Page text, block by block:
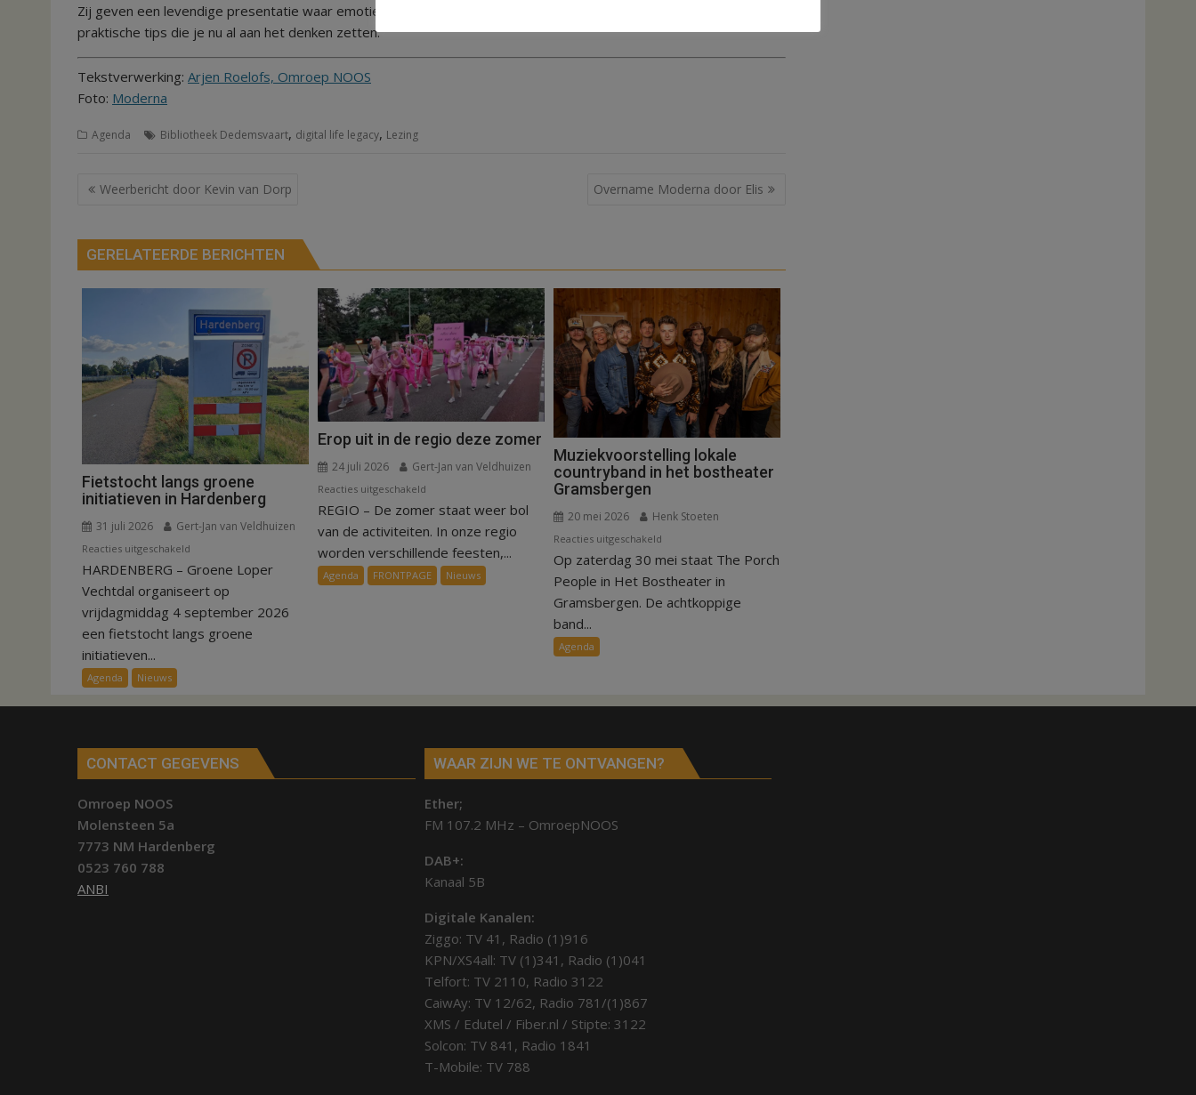
Zij geven een levendige presentatie waar emotie en humor elkaar afwisselen met recente voorbeelden en
praktische tips die je nu al aan het denken zetten.
Tekstverwerking: Arjen Roelofs, Omroep NOOS
Foto: Moderna
Agenda Bibliotheek Dedemsvaart, digital life legacy, Lezing
Bericht
Weerbericht door Kevin van Dorp Overname Moderna door Elis
GERELATEERDE BERICHTEN
Fietstocht langs groene
initiatieven in Hardenberg
31 juli 2026 Gert-Jan van Veldhuizen
Reacties uitgeschakeld
Fietstocht
langs
groene
in
HARDENBERG – Groene Loper
Vechtdal organiseert op
vrijdagmiddag 4 september 2026
een fietstocht langs groene
initiatieven...
Agenda Nieuws
Erop uit in de regio deze zomer
24 juli 2026 Gert-Jan van Veldhuizen
Reacties uitgeschakeld
Erop
uit
de
regio
REGIO – De zomer staat weer bol
van de activiteiten. In onze regio
worden verschillende feesten,...
Agenda FRONTPAGE Nieuws
Muziekvoorstelling lokale
countryband in het bostheater
Gramsbergen
20 mei 2026 Henk Stoeten
Reacties uitgeschakeld
Muziekvoorstelling
lokale
countryband
Op zaterdag 30 mei staat The Porch
People in Het Bostheater in
Gramsbergen. De achtkoppige
band...
Agenda
CONTACT GEGEVENS
Omroep NOOS
Molensteen 5a
7773 NM Hardenberg
0523 760 788
ANBI
WAAR ZIJN WE TE ONTVANGEN?
Ether;
FM 107.2 MHz – OmroepNOOS
DAB+:
Kanaal 5B
Digitale Kanalen:
Ziggo: TV 41, Radio (1)916
KPN/XS4all: TV (1)341, Radio (1)041
Telfort: TV 2110, Radio 3122
CaiwAy: TV 12/62, Radio 781/(1)867
XMS / Edutel / Fiber.nl / Stipte: 3122
Solcon: TV 841, Radio 1841
T-Mobile: TV 788